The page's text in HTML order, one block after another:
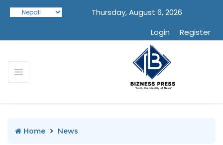
Thursday, August 6, 2026
Login
Register
Home News